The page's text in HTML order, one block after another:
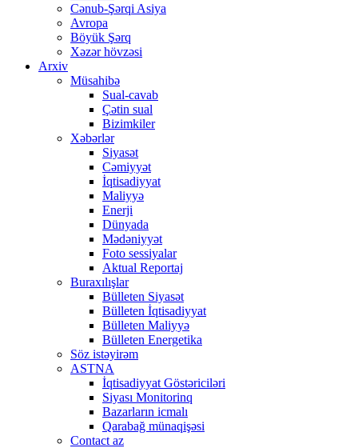
Cənub-Şərqi Asiya
Avropa
Böyük Şərq
Xəzər hövzəsi
Arxiv
Müsahibə
Sual-cavab
Çətin sual
Bizimkiler
Xəbərlər
Siyasət
Cəmiyyət
İqtisadiyyat
Maliyyə
Enerji
Dünyada
Mədəniyyət
Foto sessiyalar
Aktual Reportaj
Buraxılışlar
Bülleten Siyasət
Bülleten İqtisadiyyat
Bülleten Maliyyə
Bülleten Energetika
Söz istəyirəm
ASTNA
İqtisadiyyat Göstəriciləri
Siyası Monitorinq
Bazarların icmalı
Qarabağ münaqişəsi
Contact az